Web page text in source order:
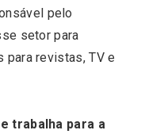
pelo
setor para
para revistas, TV e
trabalha para a